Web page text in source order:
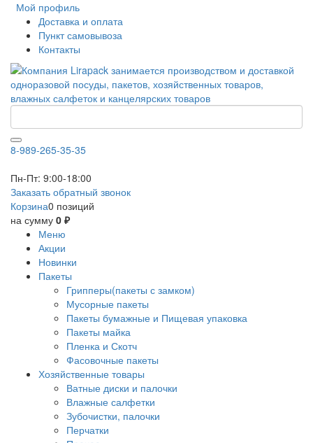
Мой профиль
Доставка и оплата
Пункт самовывоза
Контакты
8-989-265-35-35
Пн-Пт: 9:00-18:00
Заказать обратный звонок
Корзина0 позиций
на сумму 0 ₽
Меню
Акции
Новинки
Пакеты
Грипперы(пакеты с замком)
Мусорные пакеты
Пакеты бумажные и Пищевая упаковка
Пакеты майка
Пленка и Скотч
Фасовочные пакеты
Хозяйственные товары
Ватные диски и палочки
Влажные салфетки
Зубочистки, палочки
Перчатки